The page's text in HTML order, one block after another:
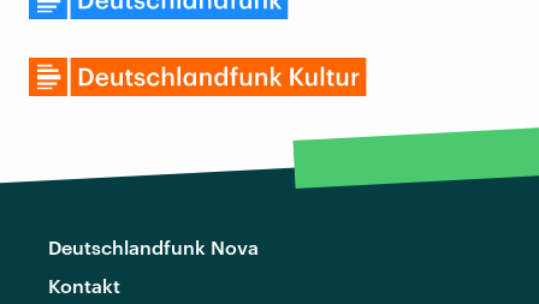
Deutschlandfunk Nova
Kontakt